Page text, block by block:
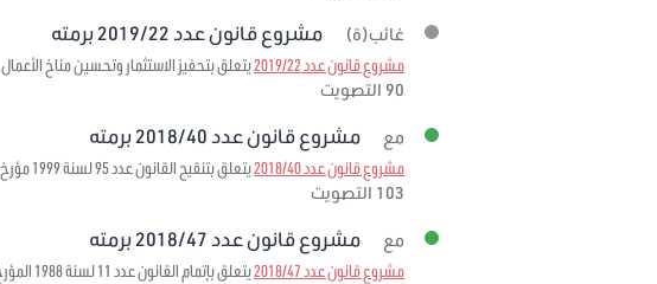
غائب(ة) مشروع قانون عدد 2019/22 برمته
مشروع قانون عدد 2019/22
يتعلق بتحفيز الاستثمار وتحسين مناخ الأعمال
90 التصويت
مع مشروع قانون عدد 2018/40 برمته
مشروع قانون عدد 2018/40
يتعلق بتنقيح القانون عدد 95 لسنة 1999 مؤرخ في 6 ديسمبر 1999 المتعلق بإحداث صندوق ضمان تمويل الصادرات لمرحلة ما قبل الشحن
103 التصويت
مع مشروع قانون عدد 2018/47 برمته
مشروع قانون عدد 2018/47
يتعلق بإتمام القانون عدد 11 لسنة 1988 المؤرخ في 25 فيفري 1988 المتعلق بإحداث وكالة إحياء التراث والتنمية الثقافية